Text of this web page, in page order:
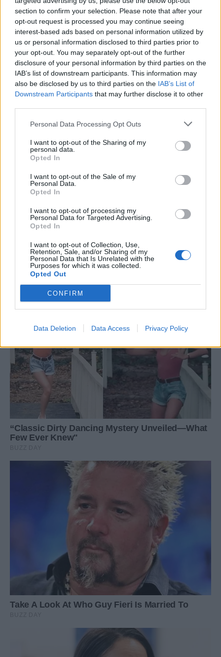
section to confirm your selection. Please note that after your
opt-out request is processed you may continue seeing
interest-based ads based on personal information utilized by
us or personal information disclosed to third parties prior to
your opt-out. You may separately opt-out of the further
disclosure of your personal information by third parties on the
IAB’s list of downstream participants. This information may
also be disclosed by us to third parties on the IAB’s List of
Downstream Participants that may further disclose it to other
Personal Data Processing Opt Outs
I want to opt-out of the Sharing of my
personal data.
Opted In
I want to opt-out of the Sale of my
Personal Data.
Opted In
I want to opt-out of processing my
Personal Data for Targeted Advertising.
Opted In
I want to opt-out of Collection, Use,
Retention, Sale, and/or Sharing of my
Personal Data that Is Unrelated with the
Purposes for which it was collected.
Opted Out
CONFIRM
Data Deletion Data Access Privacy Policy